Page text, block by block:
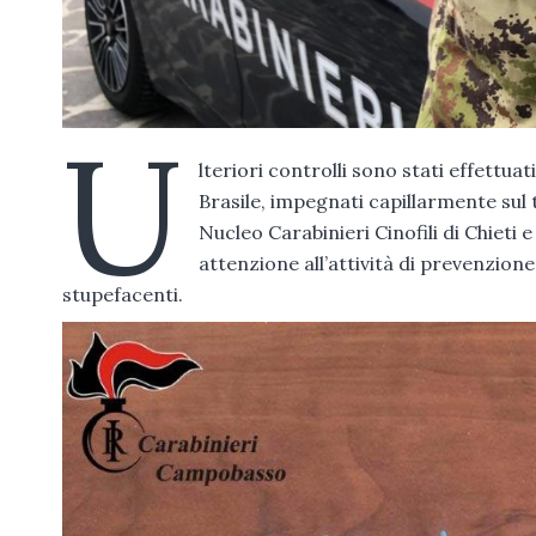
U
lteriori controlli sono stati effettuati
Brasile, impegnati capillarmente
Nucleo Carabinieri Cinofili di Chieti
attenzione all’attività di
stupefacenti.